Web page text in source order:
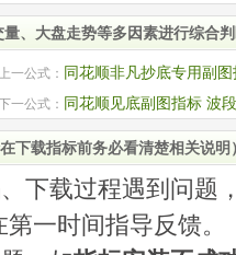
、大盘走势等多因素进行综合
上一公式： 同花顺非凡抄底专用副
一公式： 同花顺见底副图指标 波
下载指标前务必看清楚相关说明
下载过程遇到问题
第一时间指导反馈。